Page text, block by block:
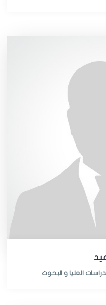
العليا و البحوث